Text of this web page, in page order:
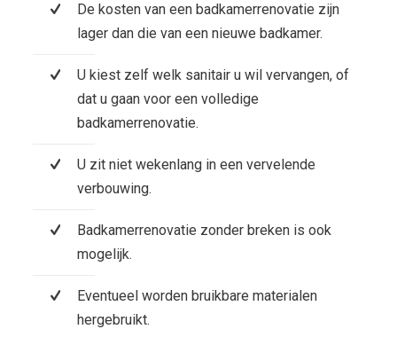
De kosten van een badkamerrenovatie zijn
lager dan die van een nieuwe badkamer.
U kiest zelf welk sanitair u wil vervangen, of
dat u gaan voor een volledige
badkamerrenovatie.
U zit niet wekenlang in een vervelende
verbouwing.
Badkamerrenovatie zonder breken is ook
mogelijk.
Eventueel worden bruikbare materialen
hergebruikt.